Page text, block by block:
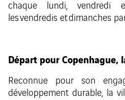
chaque lundi, vendredi
les vendredis et dimanches
Départ pour Copenhague,
Reconnue pour son
développement durable, la